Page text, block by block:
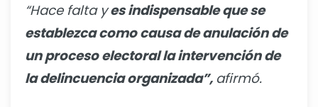
“Hace falta yes indispensable que se
establezca como causa de anulación de
un proceso electoral la intervención de
la delincuencia organizada”, afirmó.